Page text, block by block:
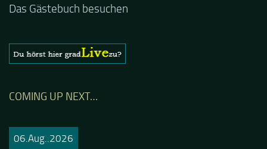
Stream ist eine schöne Zusammenfassung - Merci...